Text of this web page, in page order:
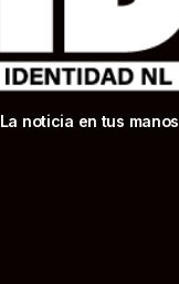
La noticia en tus manos